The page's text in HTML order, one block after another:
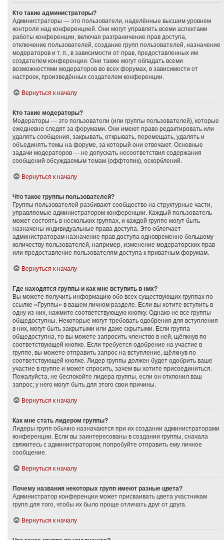
Кто такие администраторы?
Администраторы — это пользователи, наделённые высшим уровнем
контроля над конференцией. Они могут управлять всеми аспектами
работы конференции, включая разграничение прав доступа,
отключение пользователей, создание групп пользователей, назначение
модераторов и т. п., в зависимости от прав, предоставленных им
создателем конференции. Они также могут обладать всеми
возможностями модераторов во всех форумах, в зависимости от
настроек, произведённых создателем конференции.
Вернуться к началу
Кто такие модераторы?
Модераторы — это пользователи (или группы пользователей), которые
ежедневно следят за форумами. Они имеют право редактировать или
удалять сообщения, закрывать, открывать, перемещать, удалять и
объединять темы на форуме, за который они отвечают. Основные
задачи модераторов — не допускать несоответствия содержания
сообщений обсуждаемым темам (оффтопик), оскорблений.
Вернуться к началу
Что такое группы пользователей?
Группы пользователей разбивают сообщество на структурные части,
управляемые администратором конференции. Каждый пользователь
может состоять в нескольких группах, и каждой группе могут быть
назначены индивидуальные права доступа. Это облегчает
администраторам назначение прав доступа одновременно большому
количеству пользователей, например, изменение модераторских прав
или предоставление пользователям доступа к приватным форумам.
Вернуться к началу
Где находятся группы и как мне вступить в них?
Вы можете получить информацию обо всех существующих группах по
ссылке «Группы» в вашем личном разделе. Если вы хотите вступить в
одну из них, нажмите соответствующую кнопку. Однако не все группы
общедоступны. Некоторые могут требовать одобрения для вступления
в них, могут быть закрытыми или даже скрытыми. Если группа
общедоступна, то вы можете запросить членство в ней, щёлкнув по
соответствующей кнопке. Если требуется одобрение на участие в
группе, вы можете отправить запрос на вступление, щёлкнув по
соответствующей кнопке. Лидер группы должен будет одобрить ваше
участие в группе и может спросить, зачем вы хотите присоединиться.
Пожалуйста, не беспокойте лидера группы, если он отклонил ваш
запрос; у него могут быть для этого свои причины.
Вернуться к началу
Как мне стать лидером группы?
Лидеры групп обычно назначаются при их создании администраторами
конференции. Если вы заинтересованы в создании группы, сначала
свяжитесь с администратором; попробуйте отправить ему личное
сообщение.
Вернуться к началу
Почему названия некоторых групп имеют разные цвета?
Администратор конференции может присваивать цвета участникам
групп для того, чтобы их было проще отличать друг от друга.
Вернуться к началу